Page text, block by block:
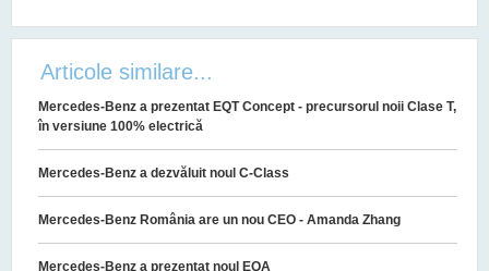
Articole similare...
Mercedes-Benz a prezentat EQT Concept - precursorul noii Clase T,
în versiune 100% electrică
Mercedes-Benz a dezvăluit noul C-Class
Mercedes-Benz România are un nou CEO - Amanda Zhang
Mercedes-Benz a prezentat noul EQA